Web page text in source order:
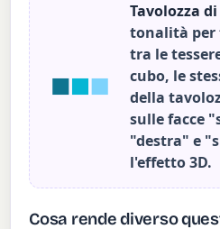
Tavolozza
tonalità per
tra le
cubo, le
della
sulle facce
"destra" e
l'effetto 3D.
Cosa rende diverso